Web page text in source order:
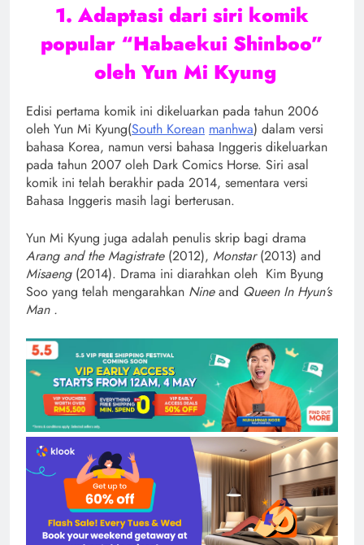
1. Adaptasi dari siri komik
popular “Habaekui Shinboo”
oleh Yun Mi Kyung
Edisi pertama komik ini dikeluarkan pada tahun 2006
oleh Yun Mi Kyung(South Korean manhwa) dalam versi
bahasa Korea, namun versi bahasa Inggeris dikeluarkan
pada tahun 2007 oleh Dark Comics Horse. Siri asal
komik ini telah berakhir pada 2014, sementara versi
Bahasa Inggeris masih lagi berterusan.
Yun Mi Kyung juga adalah penulis skrip bagi drama
Arang and the Magistrate(2012), Monstar(2013) and
Misaeng(2014). Drama ini diarahkan oleh Kim Byung
Soo yang telah mengarahkan Nineand Queen In Hyun’s
Man .